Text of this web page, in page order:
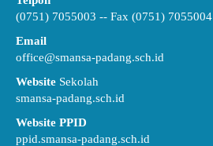
(0751) 7055003 -- Fax (0751) 7055004
Email
office@smansa-padang.sch.id
Website Sekolah
smansa-padang.sch.id
Website PPID
ppid.smansa-padang.sch.id